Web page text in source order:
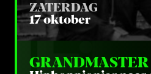
ZATERDAG
17 oktober
GRAND­MAS­TER